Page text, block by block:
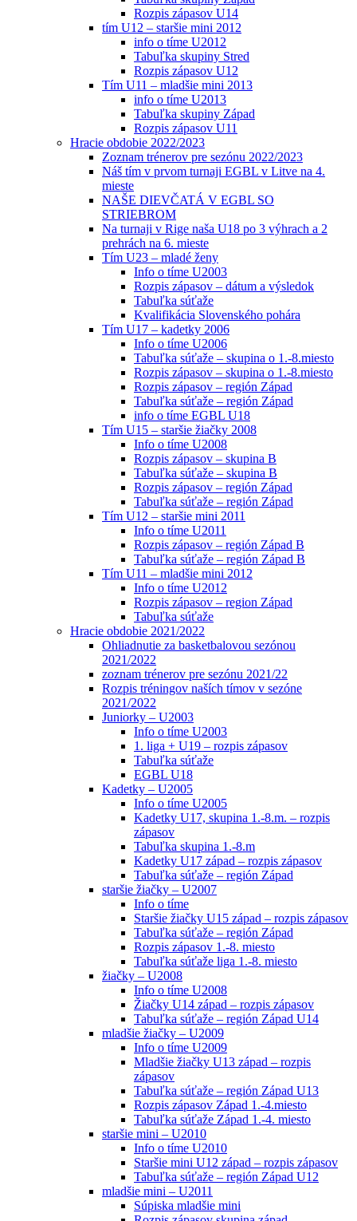
Rozpis zápasov U14
tím U12 – staršie mini 2012
info o tíme U2012
Tabuľka skupiny Stred
Rozpis zápasov U12
Tím U11 – mladšie mini 2013
info o tíme U2013
Tabuľka skupiny Západ
Rozpis zápasov U11
Hracie obdobie 2022/2023
Zoznam trénerov pre sezónu 2022/2023
Náš tím v prvom turnaji EGBL v Litve na 4.
mieste
NAŠE DIEVČATÁ V EGBL SO
STRIEBROM
Na turnaji v Rige naša U18 po 3 výhrach a 2
prehrách na 6. mieste
Tím U23 – mladé ženy
Info o tíme U2003
Rozpis zápasov – dátum a výsledok
Tabuľka súťaže
Kvalifikácia Slovenského pohára
Tím U17 – kadetky 2006
Info o tíme U2006
Tabuľka súťaže – skupina o 1.-8.miesto
Rozpis zápasov – skupina o 1.-8.miesto
Rozpis zápasov – región Západ
Tabuľka súťaže – región Západ
info o tíme EGBL U18
Tím U15 – staršie žiačky 2008
Info o tíme U2008
Rozpis zápasov – skupina B
Tabuľka súťaže – skupina B
Rozpis zápasov – región Západ
Tabuľka súťaže – región Západ
Tím U12 – staršie mini 2011
Info o tíme U2011
Rozpis zápasov – región Západ B
Tabuľka súťaže – región Západ B
Tím U11 – mladšie mini 2012
Info o tíme U2012
Rozpis zápasov – region Západ
Tabuľka súťaže
Hracie obdobie 2021/2022
Ohliadnutie za basketbalovou sezónou
2021/2022
zoznam trénerov pre sezónu 2021/22
Rozpis tréningov naších tímov v sezóne
2021/2022
Juniorky – U2003
Info o tíme U2003
1. liga + U19 – rozpis zápasov
Tabuľka súťaže
EGBL U18
Kadetky – U2005
Info o tíme U2005
Kadetky U17, skupina 1.-8.m. – rozpis
zápasov
Tabuľka skupina 1.-8.m
Kadetky U17 západ – rozpis zápasov
Tabuľka súťaže – región Západ
staršie žiačky – U2007
Info o tíme
Staršie žiačky U15 západ – rozpis zápasov
Tabuľka súťaže – región Západ
Rozpis zápasov 1.-8. miesto
Tabuľka súťaže liga 1.-8. miesto
žiačky – U2008
Info o tíme U2008
Žiačky U14 západ – rozpis zápasov
Tabuľka súťaže – región Západ U14
mladšie žiačky – U2009
Info o tíme U2009
Mladšie žiačky U13 západ – rozpis
zápasov
Tabuľka súťaže – región Západ U13
Rozpis zápasov Západ 1.-4.miesto
Tabuľka súťaže Západ 1.-4. miesto
staršie mini – U2010
Info o tíme U2010
Staršie mini U12 západ – rozpis zápasov
Tabuľka súťaže – región Západ U12
mladšie mini – U2011
Súpiska mladšie mini